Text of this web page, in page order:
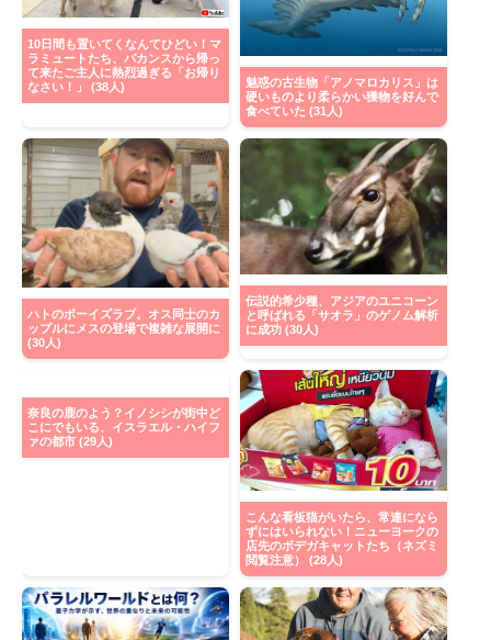
10日間も置いてくなんてひどい！マ
ラミュートたち、バカンスから帰っ
て来たご主人に熱烈過ぎる「お帰り
なさい！」 (38人)
魅惑の古生物「アノマロカリス」は
硬いものより柔らかい獲物を好んで
食べていた (31人)
ハトのボーイズラブ。オス同士のカ
ップルにメスの登場で複雑な展開に
(30人)
伝説的希少種、アジアのユニコーン
と呼ばれる「サオラ」のゲノム解析
に成功 (30人)
奈良の鹿のよう？イノシシが街中ど
こにでもいる、イスラエル・ハイフ
ァの都市 (29人)
こんな看板猫がいたら、常連になら
ずにはいられない！ニューヨークの
店先のボデガキャットたち（ネズミ
閲覧注意） (28人)